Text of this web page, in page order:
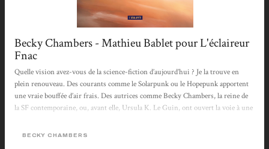
Becky Chambers - Mathieu Bablet pour L'éclaireur
Fnac
Quelle vision avez-vous de la science-fiction d’aujourd’hui ? Je la trouve en
plein renouveau. Des courants comme le Solarpunk ou le Hopepunk apportent
une vraie bouffée d’air frais. Des autrices comme Becky Chambers, la reine de
la SF contemporaine, ou, avant elle, Ursula K. Le Guin, ont ouvert la voie à une
académique. C’est ce courant-là qui m’intéresse aujourd’hui, celui qui s’empare
BECKY CHAMBERS